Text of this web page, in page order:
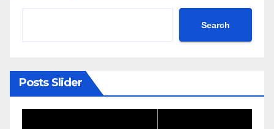
Search
Posts Slider